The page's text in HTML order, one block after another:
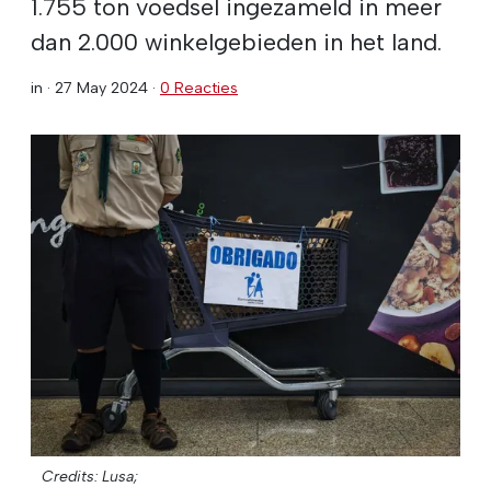
1.755 ton voedsel ingezameld in meer
dan 2.000 winkelgebieden in het land.
in · 27 May 2024 · 0 Reacties
Credits: Lusa;